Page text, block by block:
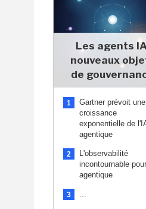
Les agents
nouveaux
de
1
Gartner prévoit une
croissance
exponentielle de
agentique
2
L'observabilité
incontournable
agentique
3 ...